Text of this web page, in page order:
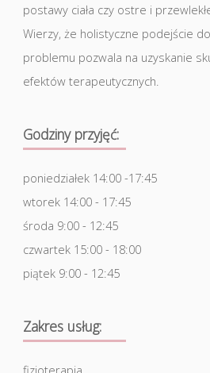
postawy ciała czy ostre i
Wierzy, że holistyczne podejście
problemu pozwala na uzyskanie
efektów terapeutycznych.
Godziny przyjęć:
poniedziałek 14:00 -17:45
wtorek 14:00 - 17:45
środa 9:00 - 12:45
czwartek 15:00 - 18:00
piątek 9:00 - 12:45
Zakres usług:
fizjoterapia